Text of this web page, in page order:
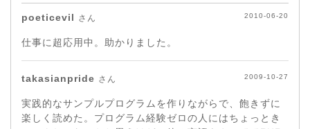
poeticevil さん 2010-06-20
仕事に超応用中。助かりました。
takasianpride さん 2009-10-27
実践的なサンプルプログラムを作りながらで、飽きずに
楽しく読めた。プログラム経験ゼロの人にはちょっとき